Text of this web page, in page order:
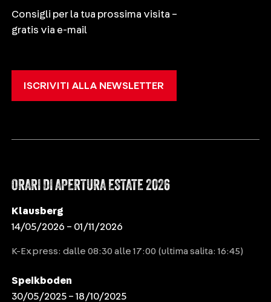
Consigli per la tua prossima visita –
gratis via e-mail
ISCRIVITI ALLA NEWSLETTER
ORARI DI APERTURA ESTATE 2026
Klausberg
14/05/2026 – 01/11/2026
K-Express: dalle 08:30 alle 17:00 (ultima salita: 16:45)
Speikboden
30/05/2025 – 18/10/2025